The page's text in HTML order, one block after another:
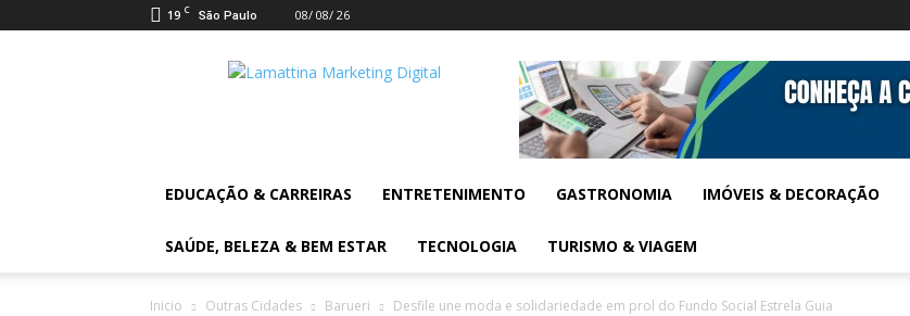
19 C São Paulo 08/ 08/ 26
Lamattina
EDUCAÇÃO & CARREIRAS ENTRETENIMENTO GASTRONOMIA IMÓVEIS & DECORAÇÃO
SAÚDE, BELEZA & BEM ESTAR TECNOLOGIA TURISMO & VIAGEM
Inicio Outras Cidades Barueri Desfile une moda e solidariedade em prol do Fundo Social Estrela Guia